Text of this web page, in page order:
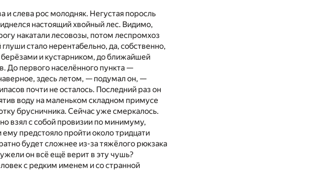
и слева рос молодняк. Негустая поросль
настоящий хвойный лес. Видимо,
накатали лесовозы, потом леспромхоз
стало нерентабельно, да, собственно,
берёзами и кустарником, до ближайшей
До первого населённого пункта —
здесь летом, — подумал он, —
почти не осталось. Последний раз он
воду на маленьком складном примусе
брусничника. Сейчас уже смеркалось.
взял с собой провизии по минимуму,
предстояло пройти около тридцати
будет сложнее из-за тяжёлого рюкзака
он всё ещё верит в эту чушь?
с редким именем и со странной